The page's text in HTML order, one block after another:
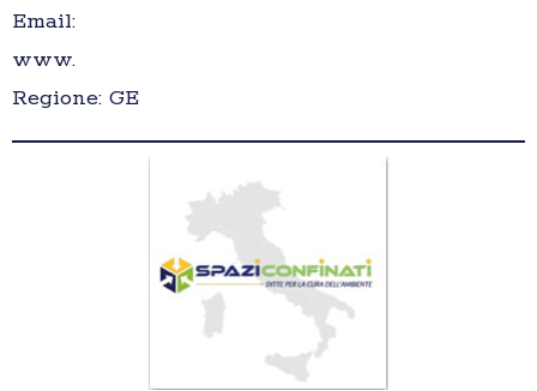
Email:
www.
Regione: GE